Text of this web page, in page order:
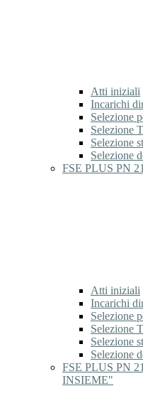
Atti iniziali
Incarichi
Selezione
Selezione
Selezione
Selezione
FSE PLUS PN
Atti iniziali
Incarichi
Selezione
Selezione
Selezione
Selezione
FSE PLUS PN
INSIEME"